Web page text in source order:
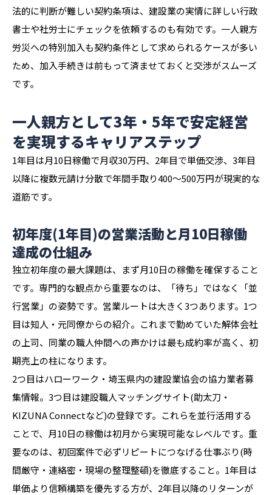
法的に判断が難しい契約条項は、建設業の実情に詳しい行政
書士や社労士にチェックを依頼するのも有効です。一人親方
労災への特別加入も契約条件として求められるケースが多い
ため、加入手続きは前もって済ませておくと交渉がスムーズ
です。
一人親方として3年・5年で安定経営
を実現するキャリアステップ
1年目は月10日稼働で月収30万円、2年目で単価交渉、3年目
以降に複数元請け分散で年間手取り400〜500万円が現実的な
道筋です。
初年度(1年目)の営業活動と月10日稼働
達成の仕組み
独立初年度の最大課題は、まず月10日の稼働を確保すること
です。専門的な観点から重要なのは、「待ち」ではなく「並
行営業」の姿勢です。営業ルートは大きく3つあります。1つ
目は知人・元同僚からの紹介。これまで勤めていた解体会社
の上司、同業の職人仲間への声かけは最も成約率が高く、初
期売上の柱になります。
2つ目はハローワーク・埼玉県内の建設業協会の協力業者募
集情報。3つ目は建設職人マッチングサイト(助太刀・
KIZUNA Connectなど)の登録です。これらを並行活用する
ことで、月10日の稼働は初月から実現可能なレベルです。重
要なのは、初回案件で必ずリピートにつなげる仕事ぶり(時
間厳守・連絡密・現場の整理整頓)を徹底すること。1年目は
単価より信頼構築を優先する方が、2年目以降のリターンが